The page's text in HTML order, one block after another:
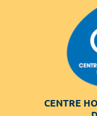
CENTRE